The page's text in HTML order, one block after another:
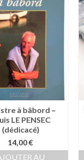
à bâbord –
LE PENSEC
(dédicacé)
14,00€
AU